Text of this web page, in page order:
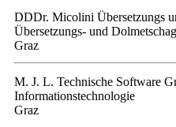
DDDr. Micolini Übersetzungs
Übersetzungs- und
Graz
M. J. L. Technische Software
Informationstechnologie
Graz